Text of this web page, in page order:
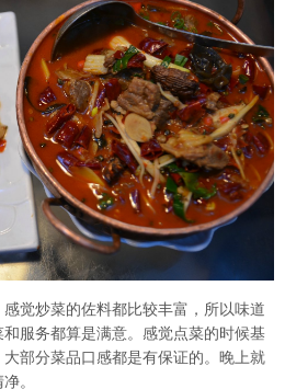
觉炒菜的佐料都比较丰富，所以味道
服务都算是满意。感觉点菜的时候基
部分菜品口感都是有保证的。晚上就
。